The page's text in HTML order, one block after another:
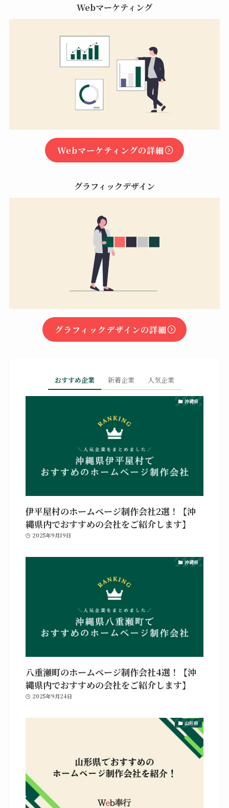
Webマーケティング
Webマーケティングの詳細
グラフィックデザイン
グラフィックデザインの詳細
おすすめ企業 新着企業 人気企業
沖縄県
伊平屋村のホームページ制作会社2選！【沖
縄県内でおすすめの会社をご紹介します】
2025年9月19日
沖縄県
八重瀬町のホームページ制作会社4選！【沖
縄県内でおすすめの会社をご紹介します】
2025年9月24日
山形県